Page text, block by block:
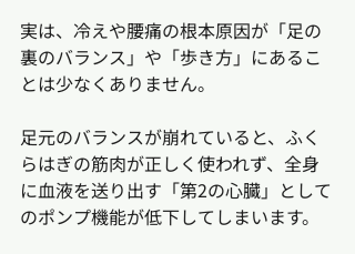
実は、冷えや腰痛の根本原因が「足の
裏のバランス」や「歩き方」にあるこ
とは少なくありません。
足元のバランスが崩れていると、ふく
らはぎの筋肉が正しく使われず、全身
に血液を送り出す「第2の心臓」として
のポンプ機能が低下してしまいます。